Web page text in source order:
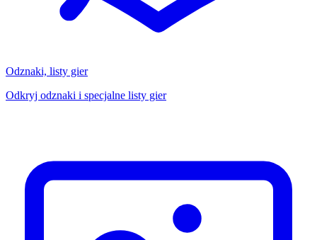
Odznaki, listy gier
Odkryj odznaki i specjalne listy gier